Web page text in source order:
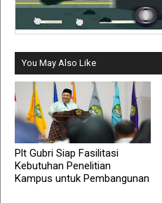
You May Also Like
Plt Gubri Siap Fasilitasi
Kebutuhan Penelitian
Kampus untuk Pembangunan